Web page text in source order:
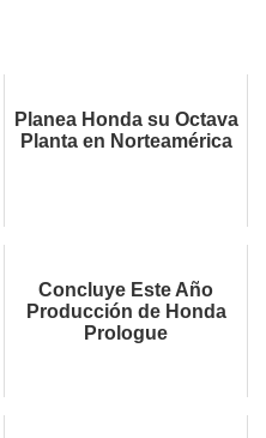
Planea Honda su Octava
Planta en Norteamérica
Concluye Este Año
Producción de Honda
Prologue